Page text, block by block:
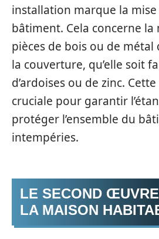
installation marque la mise
bâtiment. Cela concerne la
pièces de bois ou de
la couverture, qu’elle soit
d’ardoises ou de zinc.
cruciale pour garantir
protéger l’ensemble du
intempéries.
LE SECOND
LA MAISON